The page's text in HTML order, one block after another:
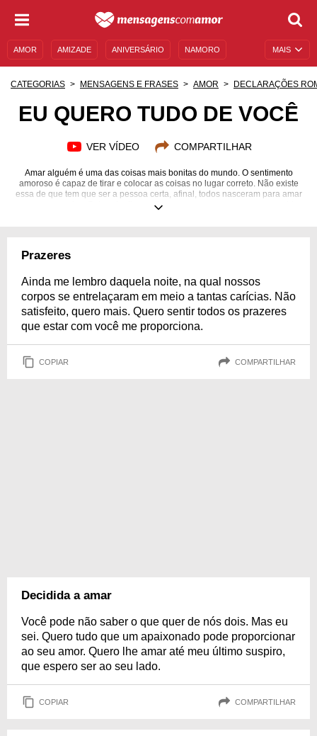
MAIS
AMOR AMIZADE ANIVERSÁRIO NAMORO
CATEGORIAS MENSAGENS E FRASES AMOR DECLARAÇÕES
EU QUERO TUDO DE VOCÊ
VER VÍDEO COMPARTILHAR
Amar alguém é uma das coisas mais bonitas do mundo. O sentimento
amoroso é capaz de tirar e colocar as coisas no lugar correto. Não existe
essa de que tem que ser a pessoa certa, afinal, todos nasceram para amar
e serem amados. Sabendo disso, olhe para quem apareceu em sua vida
paixão. Não deixe o amor para depois, demonstre agora!
Prazeres
Ainda me lembro daquela noite, na qual nossos
corpos se entrelaçaram em meio a tantas carícias. Não
satisfeito, quero mais. Quero sentir todos os prazeres
que estar com você me proporciona.
COPIAR COMPARTILHAR
Decidida a amar
Você pode não saber o que quer de nós dois. Mas eu
sei. Quero tudo que um apaixonado pode proporcionar
ao seu amor. Quero lhe amar até meu último suspiro,
que espero ser ao seu lado.
COPIAR COMPARTILHAR